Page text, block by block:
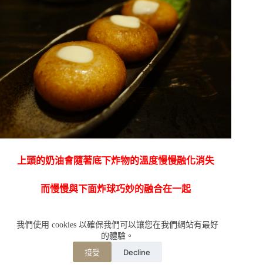
我們使用 cookies 以確保我們可以讓您在我們網站有最好
的體驗。
接受 Decline
上頭的奶油會隨著底下炸物的溫度慢慢融化消失
而慢慢與下面炸球巧妙的融合在一起
這似乎有起士的樣子,但放入口中卻有股濃烈的馬鈴薯味
道